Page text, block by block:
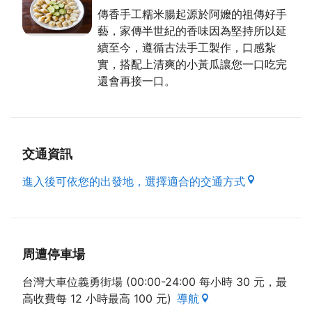
傳香手工糯米腸起源於阿嬤的祖傳好手
藝，家傳半世紀的香味因為堅持所以延
續至今，遵循古法手工製作，口感紮
實，搭配上清爽的小黃瓜讓您一口吃完
還會再接一口。
交通資訊
進入後可依您的出發地，選擇適合的交通方式
周遭停車場
台灣大車位義勇街場 (00:00-24:00 每小時 30 元，最
高收費每 12 小時最高 100 元) 導航